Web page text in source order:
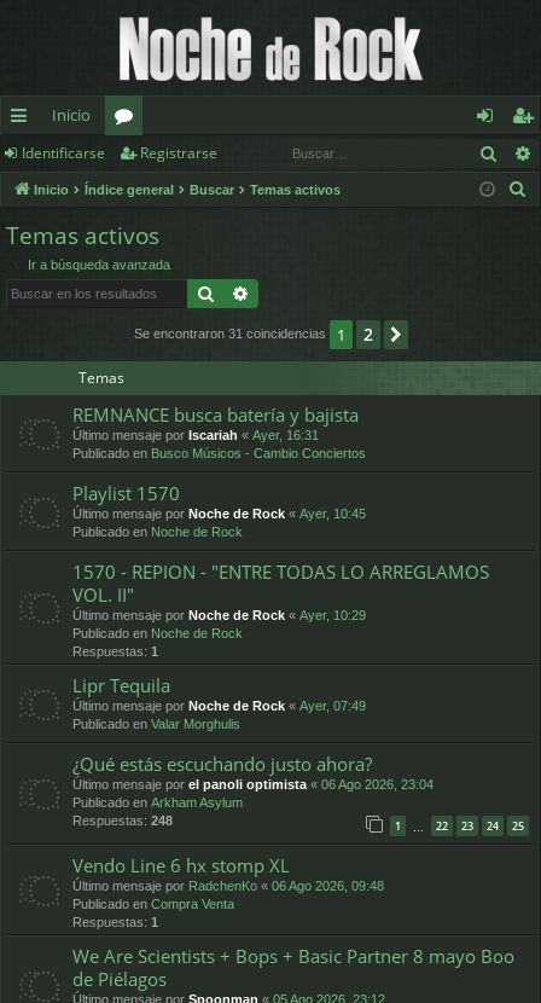
nl
ac
es
os
Inicio
or
os
de
nt
eg
ist
Identificarse Registrarse
Inicio Índice general Buscar Temas activos
Temas activos
Ir a búsqueda avanzada
Buscar
Se encontraron 31 coincidencias 1 2
Temas
REMNANCE busca batería y bajista
Último mensaje por Iscariah « Ayer, 16:31
Publicado en Busco Músicos - Cambio Conciertos
Playlist 1570
Último mensaje por Noche de Rock « Ayer, 10:45
Publicado en Noche de Rock
1570 - REPION - "ENTRE TODAS LO ARREGLAMOS
VOL. II"
Último mensaje por Noche de Rock « Ayer, 10:29
Publicado en Noche de Rock
Respuestas: 1
Lipr Tequila
Último mensaje por Noche de Rock « Ayer, 07:49
Publicado en Valar Morghulis
¿Qué estás escuchando justo ahora?
Último mensaje por el panoli optimista « 06 Ago 2026, 23:04
Publicado en Arkham Asylum
Respuestas: 248 1 … 22 23 24 25
Vendo Line 6 hx stomp XL
Último mensaje por RadchenKo « 06 Ago 2026, 09:48
Publicado en Compra Venta
Respuestas: 1
We Are Scientists + Bops + Basic Partner 8 mayo Boo
de Piélagos
Último mensaje por Spoonman « 05 Ago 2026, 23:12